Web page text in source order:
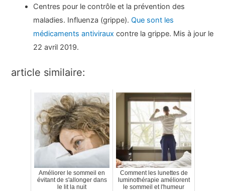
Centres pour le contrôle et la prévention des
maladies. Influenza (grippe).Que sont les
médicaments antiviraux contre la grippe. Mis à jour le
22 avril 2019.
article similaire:
Améliorer le sommeil en
évitant de s'allonger dans
le lit la nuit
Comment les lunettes de
luminothérapie améliorent
le sommeil et l'humeur